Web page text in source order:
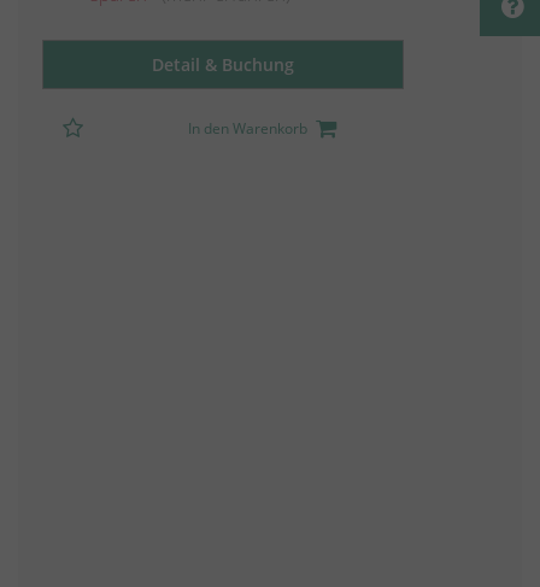
Detail & Buchung
In den Warenkorb